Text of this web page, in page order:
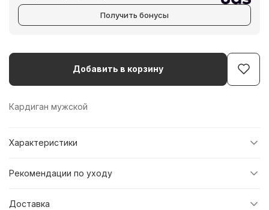
Получить бонусы
Добавить в корзину
Кардиган мужской
Характеристики
Рекомендации по уходу
Доставка